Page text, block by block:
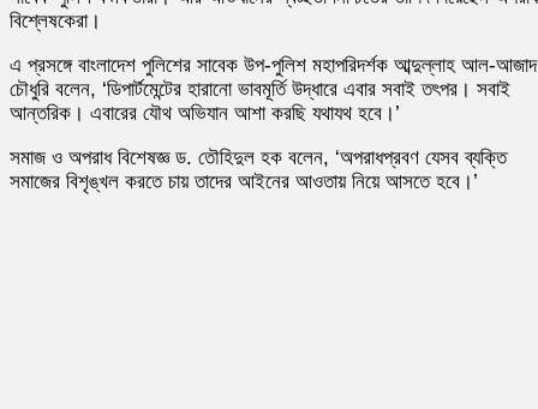
বিশ্লেষকেরা।
এ প্রসঙ্গে বাংলাদেশ পুলিশের সাবেক উপ-পুলিশ মহাপরিদর্শক আব্দুল্লাহ আল-আজাদ
চৌধুরি বলেন, ‘ডিপার্টমেন্টের হারানো ভাবমূর্তি উদ্ধারে এবার সবাই তৎপর। সবাই
আন্তরিক। এবারের যৌথ অভিযান আশা করছি যথাযথ হবে।’
সমাজ ও অপরাধ বিশেষজ্ঞ ড. তৌহিদুল হক বলেন, ‘অপরাধপ্রবণ যেসব ব্যক্তি
সমাজের বিশৃঙ্খল করতে চায় তাদের আইনের আওতায় নিয়ে আসতে হবে।’